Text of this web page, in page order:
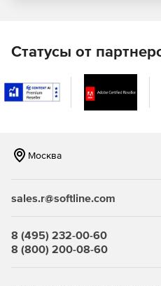
от их роли. Более того,
PAM360 помогает
доступ, тем самым
многопользовательской среде.
Управление
Удаленное управление
Статусы от
Москва
sales.r@softline.com
8 (495) 232-00-60
8 (800) 200-08-60